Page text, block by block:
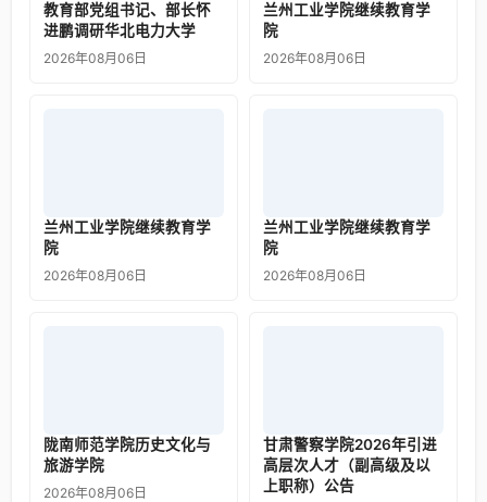
教育部党组书记、部长怀
进鹏调研华北电力大学
2026年08月06日
兰州工业学院继续教育学
院
2026年08月06日
兰州工业学院继续教育学
院
2026年08月06日
兰州工业学院继续教育学
院
2026年08月06日
陇南师范学院历史文化与
旅游学院
2026年08月06日
甘肃警察学院2026年引进
高层次人才（副高级及以
上职称）公告